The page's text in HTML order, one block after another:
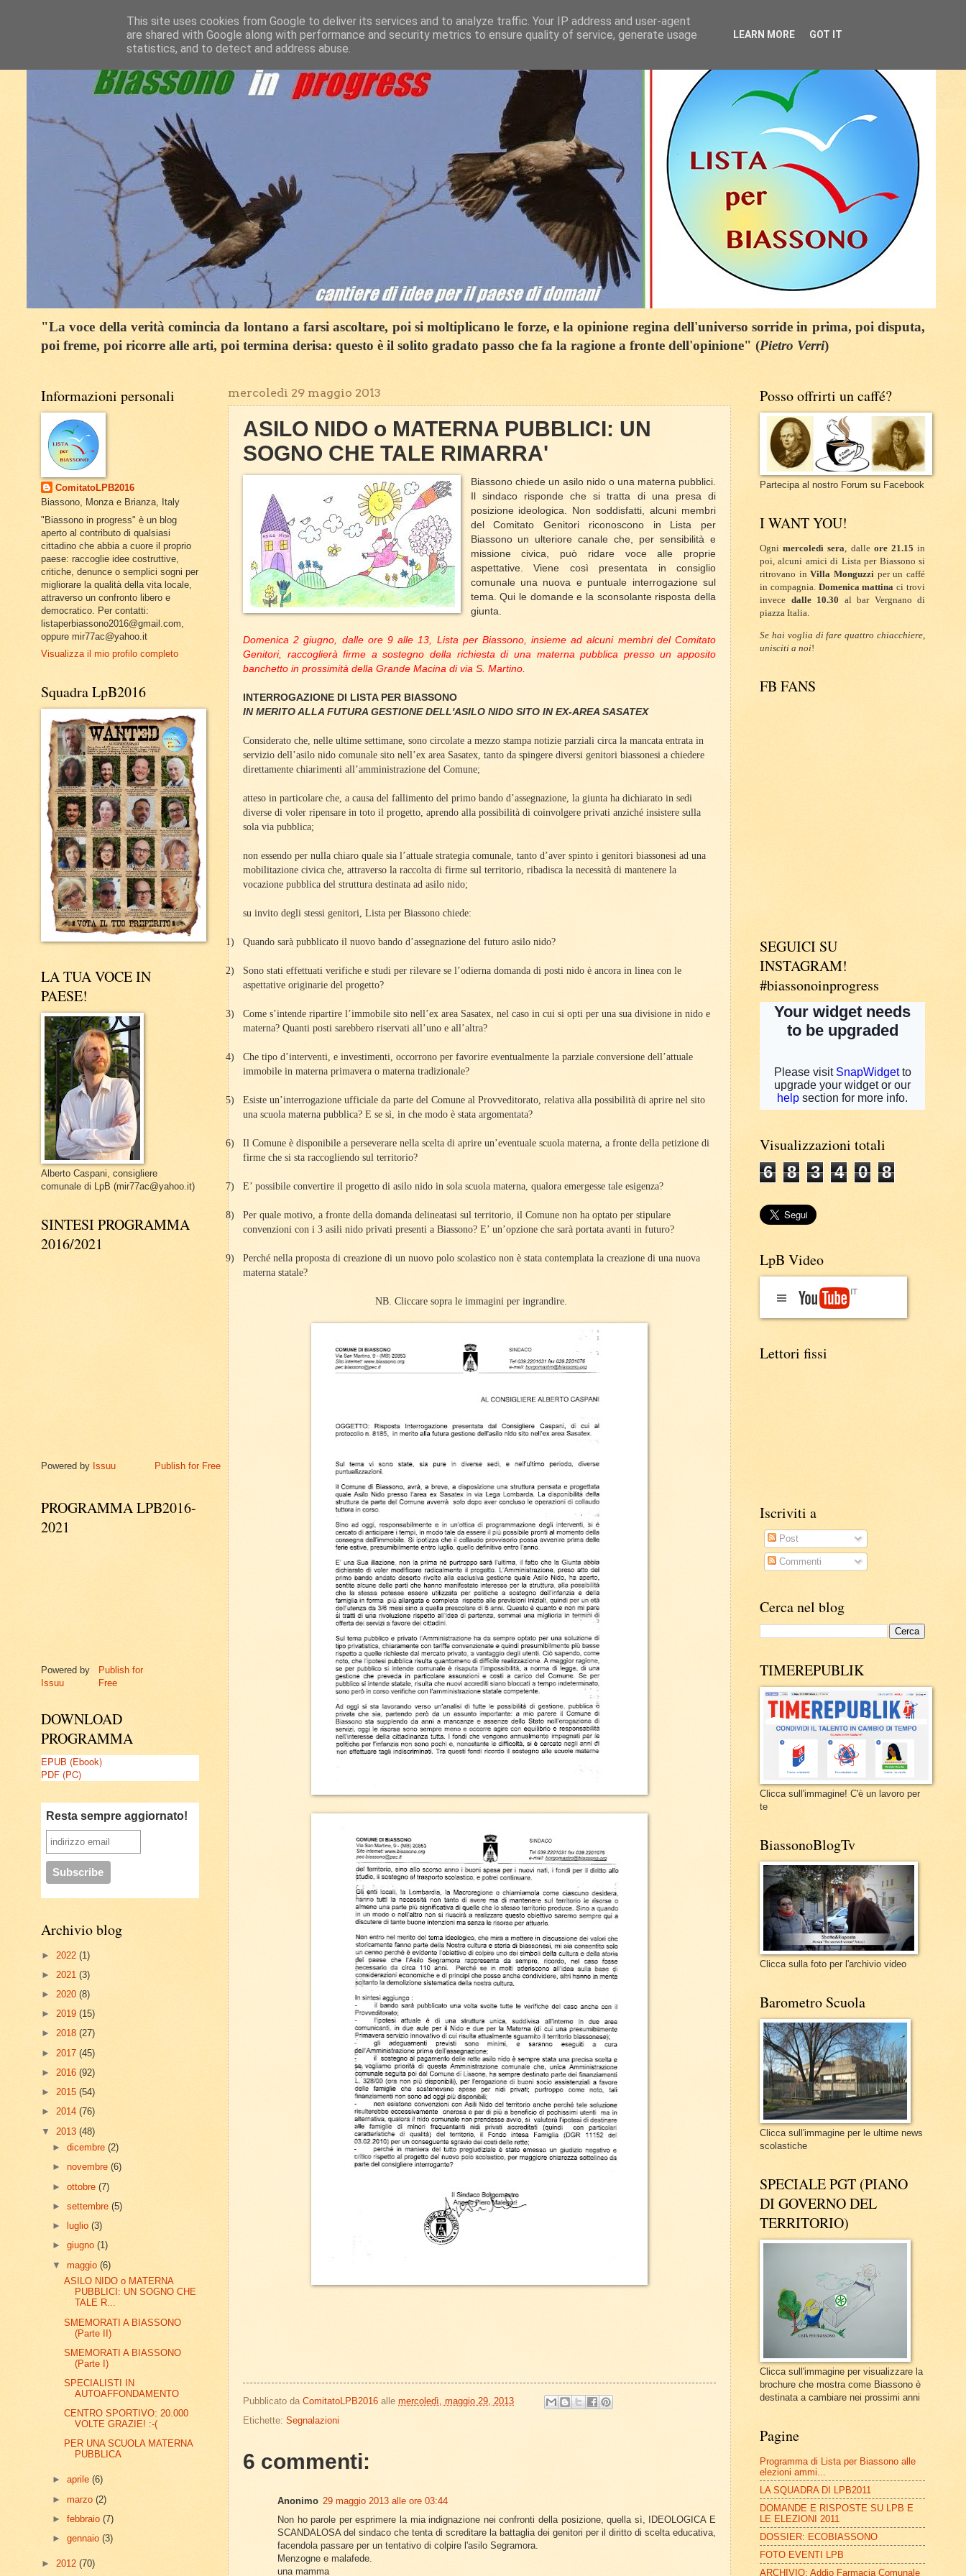
"La voce della verità comincia da lontano a farsi ascoltare, poi si moltiplicano le forze, e la opinione regina dell'universo sorride in prima, poi disputa,
poi freme, poi ricorre alle arti, poi termina derisa: questo è il solito gradato passo che fa la ragione a fronte dell'opinione" (Pietro Verri)
mercoledì 29 maggio 2013
ASILO NIDO o MATERNA PUBBLICI: UN
SOGNO CHE TALE RIMARRA'
Biassono chiede un asilo nido o una materna pubblici.
Il sindaco risponde che si tratta di una presa di
posizione ideologica. Non soddisfatti, alcuni membri
del Comitato Genitori riconoscono in Lista per
Biassono un ulteriore canale che, per sensibilità e
missione civica, può ridare voce alle proprie
aspettative. Viene così presentata in consiglio
comunale una nuova e puntuale interrogazione sul
tema. Qui le domande e la sconsolante risposta della
giunta.
Domenica 2 giugno, dalle ore 9 alle 13, Lista per Biassono, insieme ad alcuni membri del Comitato
Genitori, raccoglierà firme a sostegno della richiesta di una materna pubblica presso un apposito
banchetto in prossimità della Grande Macina di via S. Martino.
INTERROGAZIONE DI LISTA PER BIASSONO
IN MERITO ALLA FUTURA GESTIONE DELL'ASILO NIDO SITO IN EX-AREA SASATEX
Considerato che, nelle ultime settimane, sono circolate a mezzo stampa notizie parziali circa la mancata entrata in
servizio dell’asilo nido comunale sito nell’ex area Sasatex, tanto da spingere diversi genitori biassonesi a chiedere
direttamente chiarimenti all’amministrazione del Comune;
atteso in particolare che, a causa del fallimento del primo bando d’assegnazione, la giunta ha dichiarato in sedi
diverse di voler ripensare in toto il progetto, aprendo alla possibilità di coinvolgere privati anziché insistere sulla
sola via pubblica;
non essendo per nulla chiaro quale sia l’attuale strategia comunale, tanto d’aver spinto i genitori biassonesi ad una
mobilitazione civica che, attraverso la raccolta di firme sul territorio, ribadisca la necessità di mantenere la
vocazione pubblica del struttura destinata ad asilo nido;
su invito degli stessi genitori, Lista per Biassono chiede:
1) Quando sarà pubblicato il nuovo bando d’assegnazione del futuro asilo nido?
2)
Sono stati effettuati verifiche e studi per rilevare se l’odierna domanda di posti nido è ancora in linea con le
aspettative originarie del progetto?
3)
Come s’intende ripartire l’immobile sito nell’ex area Sasatex, nel caso in cui si opti per una sua divisione in nido e
materna? Quanti posti sarebbero riservati all’uno e all’altra?
4)
Che tipo d’interventi, e investimenti, occorrono per favorire eventualmente la parziale conversione dell’attuale
immobile in materna primavera o materna tradizionale?
5)
Esiste un’interrogazione ufficiale da parte del Comune al Provveditorato, relativa alla possibilità di aprire nel sito
una scuola materna pubblica? E se sì, in che modo è stata argomentata?
6)
Il Comune è disponibile a perseverare nella scelta di aprire un’eventuale scuola materna, a fronte della petizione di
firme che si sta raccogliendo sul territorio?
7) E’ possibile convertire il progetto di asilo nido in sola scuola materna, qualora emergesse tale esigenza?
8)
Per quale motivo, a fronte della domanda delineatasi sul territorio, il Comune non ha optato per stipulare
convenzioni con i 3 asili nido privati presenti a Biassono? E’ un’opzione che sarà portata avanti in futuro?
9)
Perché nella proposta di creazione di un nuovo polo scolastico non è stata contemplata la creazione di una nuova
materna statale?
NB. Cliccare sopra le immagini per ingrandire.
Pubblicato da ComitatoLPB2016 alle mercoledì, maggio 29, 2013
Etichette: Segnalazioni
6 commenti:
Anonimo 29 maggio 2013 alle ore 03:44
Non ho parole per esprimere la mia indignazione nei confronti della posizione, quella sì, IDEOLOGICA E
SCANDALOSA del sindaco che tenta di screditare la battaglia dei genitori per il diritto di scelta educativa,
facendola passare per un tentativo di colpire l'asilo Segramora.
Menzogne e malafede.
una mamma
Informazioni personali
ComitatoLPB2016
Biassono, Monza e Brianza, Italy
"Biassono in progress" è un blog
aperto al contributo di qualsiasi
cittadino che abbia a cuore il proprio
paese: raccoglie idee costruttive,
critiche, denunce o semplici sogni per
migliorare la qualità della vita locale,
attraverso un confronto libero e
democratico. Per contatti:
listaperbiassono2016@gmail.com,
oppure mir77ac@yahoo.it
Visualizza il mio profilo completo
Squadra LpB2016
LA TUA VOCE IN
PAESE!
Alberto Caspani, consigliere
comunale di LpB (mir77ac@yahoo.it)
SINTESI PROGRAMMA
2016/2021
Powered by Issuu Publish for Free
PROGRAMMA LPB2016-
2021
Powered by
Issuu
Publish for
Free
DOWNLOAD
PROGRAMMA
EPUB (Ebook)
PDF (PC)
Resta sempre aggiornato!
Archivio blog
► 2022 (1)
► 2021 (3)
► 2020 (8)
► 2019 (15)
► 2018 (27)
► 2017 (45)
► 2016 (92)
► 2015 (54)
► 2014 (76)
▼ 2013 (48)
►dicembre(2)
►novembre(6)
►ottobre(7)
►settembre(5)
►
luglio(3)
►giugno(1)
▼maggio(6)
ASILO NIDO o MATERNA
PUBBLICI: UN SOGNO CHE
TALE R...
SMEMORATI A BIASSONO
(Parte II)
SMEMORATI A BIASSONO
(Parte I)
SPECIALISTI IN
AUTOAFFONDAMENTO
CENTRO SPORTIVO: 20.000
VOLTE GRAZIE! :-(
PER UNA SCUOLA MATERNA
PUBBLICA
►aprile(6)
►marzo(2)
►febbraio(7)
►gennaio(3)
► 2012 (70)
Posso offrirti un caffé?
Partecipa al nostro Forum su Facebook
I WANT YOU!
Ognimercoledì sera , dalle ore 21.15 in
poi, alcuni amici di Lista per Biassono si
ritrovano inVilla Monguzzi per un caffé
in compagnia. Domenica mattina ci trovi
invece dalle 10.30 al bar Vergnano di
piazza Italia.
Se hai voglia di fare quattro chiacchiere,
unisciti a noi!
FB FANS
SEGUICI SU
INSTAGRAM!
#biassonoinprogress
Visualizzazioni totali
6
8 3 4 0 8
LpB Video
Lettori fissi
Iscriviti a
Post
Commenti
Cerca nel blog
TIMEREPUBLIK
Clicca sull'immagine! C'è un lavoro per
te
BiassonoBlogTv
Clicca sulla foto per l'archivio video
Barometro Scuola
Clicca sull'immagine per le ultime news
scolastiche
SPECIALE PGT (PIANO
DI GOVERNO DEL
TERRITORIO)
Clicca sull'immagine per visualizzare la
brochure che mostra come Biassono è
destinata a cambiare nei prossimi anni
Pagine
Programma di Lista per Biassono alle
elezioni ammi...
LA SQUADRA DI LPB2011
DOMANDE E RISPOSTE SU LPB E
LE ELEZIONI 2011
DOSSIER: ECOBIASSONO
FOTO EVENTI LPB
ARCHIVIO: Addio Farmacia Comunale
This site uses cookies from Google to deliver its services and to analyze traffic. Your IP address and user-agent
are shared with Google along with performance and security metrics to ensure quality of service, generate usage
statistics, and to detect and address abuse.
LEARN MORE GOT IT